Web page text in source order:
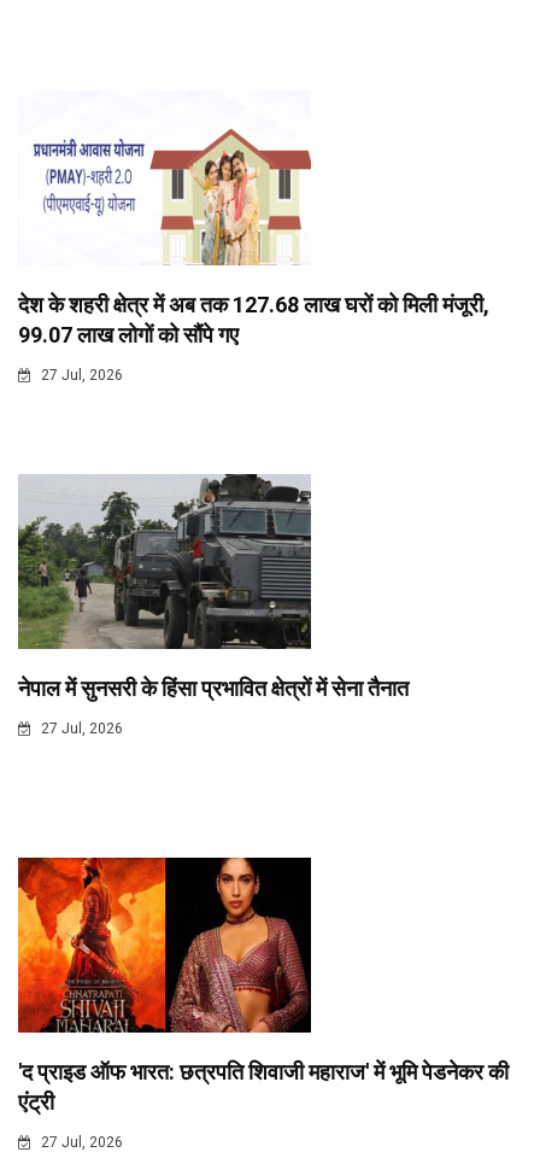
देश के शहरी क्षेत्र में अब तक 127.68 लाख घरों को मिली मंजूरी,
99.07 लाख लोगों को सौंपे गए
27 Jul, 2026
नेपाल में सुनसरी के हिंसा प्रभावित क्षेत्रों में सेना तैनात
27 Jul, 2026
'द प्राइड ऑफ भारत: छत्रपति शिवाजी महाराज' में भूमि पेडनेकर की
एंट्री
27 Jul, 2026